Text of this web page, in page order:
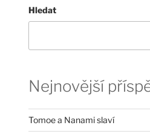
Hledat
Nejnovější
Tomoe a Nanami slaví